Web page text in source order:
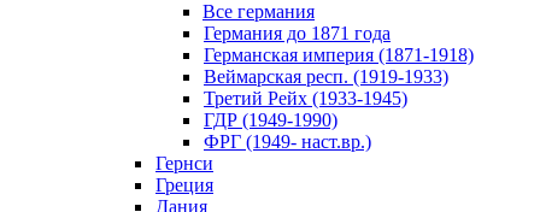
Все германия
Германия до 1871 года
Германская империя (1871-1918)
Веймарская респ. (1919-1933)
Третий Рейх (1933-1945)
ГДР (1949-1990)
ФРГ (1949- наст.вр.)
Гернси
Греция
Дания